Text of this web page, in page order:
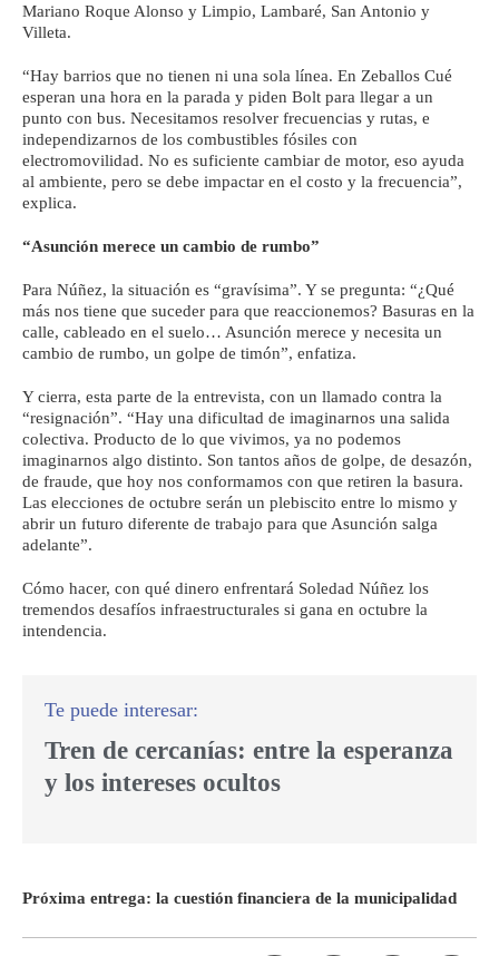
Mariano Roque Alonso y Limpio, Lambaré, San Antonio y
Villeta.
“Hay barrios que no tienen ni una sola línea. En Zeballos Cué
esperan una hora en la parada y piden Bolt para llegar a un
punto con bus. Necesitamos resolver frecuencias y rutas, e
independizarnos de los combustibles fósiles con
electromovilidad. No es suficiente cambiar de motor, eso ayuda
al ambiente, pero se debe impactar en el costo y la frecuencia”,
explica.
“Asunción merece un cambio de rumbo”
Para Núñez, la situación es “gravísima”. Y se pregunta: “¿Qué
más nos tiene que suceder para que reaccionemos? Basuras en la
calle, cableado en el suelo… Asunción merece y necesita un
cambio de rumbo, un golpe de timón”, enfatiza.
Y cierra, esta parte de la entrevista, con un llamado contra la
“resignación”. “Hay una dificultad de imaginarnos una salida
colectiva. Producto de lo que vivimos, ya no podemos
imaginarnos algo distinto. Son tantos años de golpe, de desazón,
de fraude, que hoy nos conformamos con que retiren la basura.
Las elecciones de octubre serán un plebiscito entre lo mismo y
abrir un futuro diferente de trabajo para que Asunción salga
adelante”.
Cómo hacer, con qué dinero enfrentará Soledad Núñez los
tremendos desafíos infraestructurales si gana en octubre la
intendencia.
Tren de cercanías: entre la esperanza
y los intereses ocultos
Próxima entrega: la cuestión financiera de la municipalidad